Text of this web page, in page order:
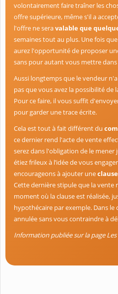
volontairement faire traîner les
offre supérieure, même s'il a
l'offre ne seravalable que
semaines tout au plus. Une fois
aurez l'opportunité de proposer
sans pour autant vous mettre
Aussi longtemps que le vendeur
pas que vous avez la possibilité de
Pour ce faire, il vous suffit
pour garder une trace écrite.
Cela est tout à fait différent du
ce dernier rend l'acte de vente
serez dans l'obligation de le mener
étiez frileux à l’idée de vous
encourageons à ajouter une
Cette dernière stipule que la vente
moment où la clause est réalisée,
hypothécaire par exemple. Dans le
annulée sans vous contraindre à
Information publiée sur la page